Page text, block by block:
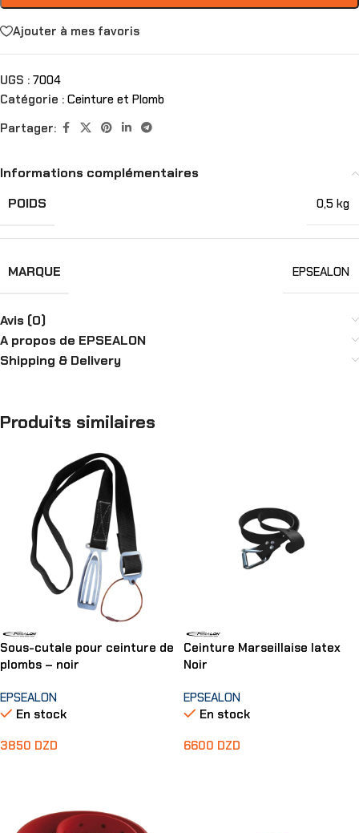
Ajouter à mes favoris
UGS : 7004
Catégorie : Ceinture et Plomb
Partager:
Informations complémentaires
POIDS
0,5 kg
MARQUE EPSEALON
Avis (0)
A propos de EPSEALON
Shipping & Delivery
Produits similaires
Sous-cutale pour ceinture de
plombs – noir
EPSEALON
En stock
3850 DZD
Ceinture Marseillaise latex
Noir
EPSEALON
En stock
6600 DZD